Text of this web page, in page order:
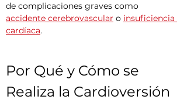
de complicaciones graves como
accidente cerebrovascular o insuficiencia
cardíaca.
Por Qué y Cómo se
Realiza la Cardioversión